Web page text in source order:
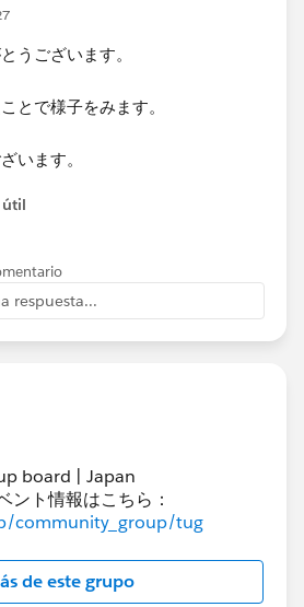
flow successfully.
なります。
避すべきなのかあるいは警告とし
教示いただければと思います。
うございます。
とで様子をみます。
います。​
útil
respuesta...
board | Japan
ント情報はこちら：
community_group/tug
de este grupo